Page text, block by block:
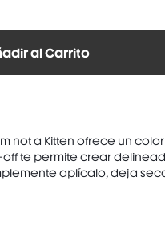
al Carrito
not a Kitten ofrece un
te permite crear
aplícalo, deja